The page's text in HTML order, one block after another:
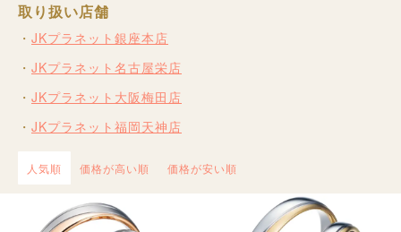
取り扱い店舗
JKプラネット銀座本店
JKプラネット名古屋栄店
JKプラネット大阪梅田店
JKプラネット福岡天神店
人気順 価格が高い順 価格が安い順